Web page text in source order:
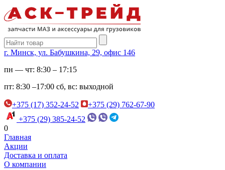
г. Минск, ул. Бабушкина, 29, офис 146
пн — чт: 8:30 – 17:15
пт: 8:30 –17:00 сб, вс: выходной
+375 (17) 352-24-52
+375 (29) 762-67-90
+375 (29) 385-24-52
0
Главная
Акции
Доставка и оплата
О компании